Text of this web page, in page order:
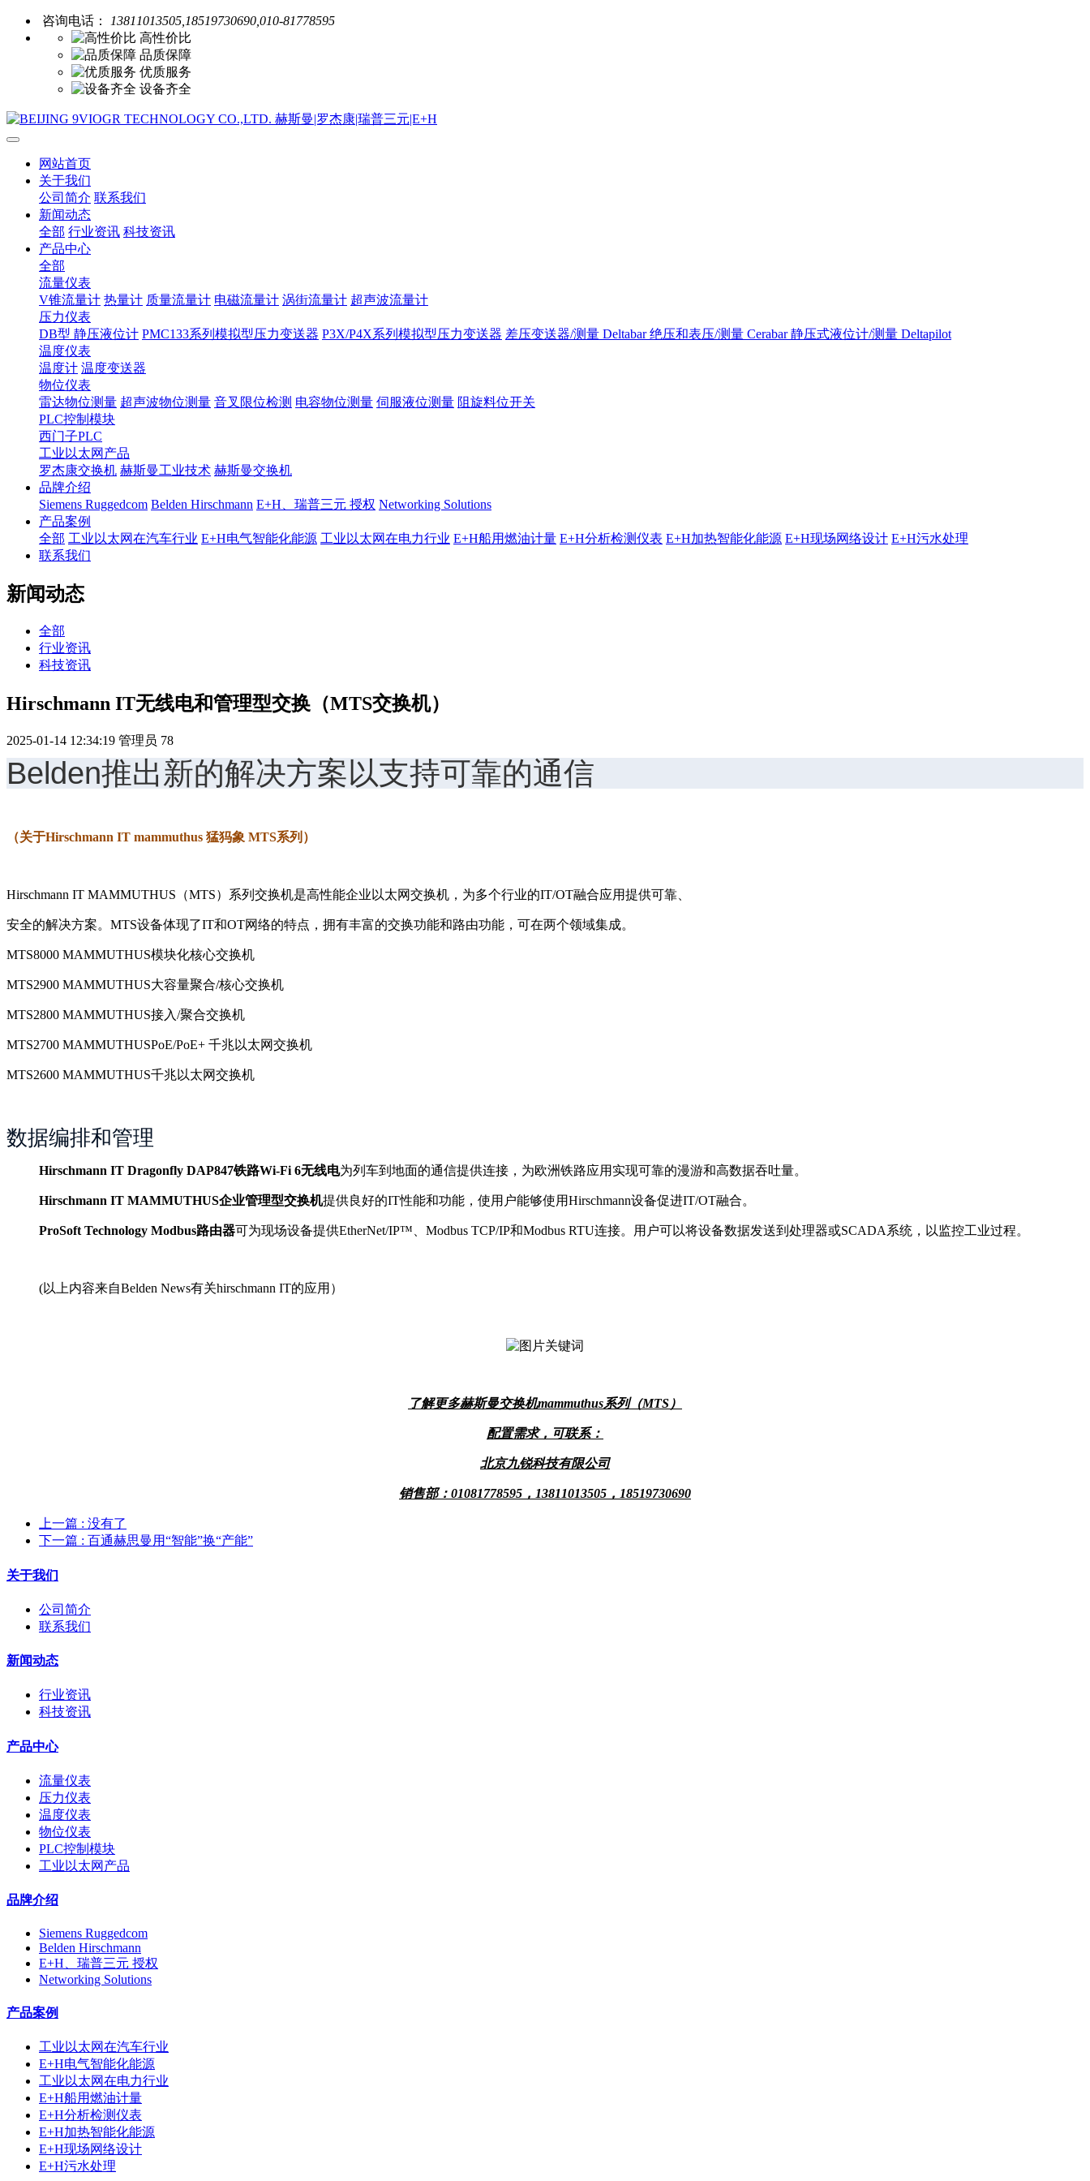
咨询电话：
13811013505,18519730690,010-81778595
高性价比
品质保障
优质服务
设备齐全
网站首页
关于我们
公司简介 联系我们
新闻动态
全部 行业资讯 科技资讯
产品中心
全部
流量仪表
V锥流量计 热量计 质量流量计 电磁流量计 涡街流量计 超声波流量计
压力仪表
DB型 静压液位计 PMC133系列模拟型压力变送器 P3X/P4X系列模拟型压力变送器 差压变送器/测量 Deltabar绝压和表压/测量 Cerabar静压式液位计/测量 Deltapilot
温度仪表
温度计 温度变送器
物位仪表
雷达物位测量 超声波物位测量 音叉限位检测 电容物位测量 伺服液位测量 阻旋料位开关
PLC控制模块
西门子PLC
工业以太网产品
罗杰康交换机 赫斯曼工业技术 赫斯曼交换机
品牌介绍
Siemens Ruggedcom Belden Hirschmann E+H、瑞普三元 授权 Networking Solutions
产品案例
全部 工业以太网在汽车行业 E+H电气智能化能源 工业以太网在电力行业 E+H船用燃油计量 E+H分析检测仪表 E+H加热智能化能源 E+H现场网络设计 E+H污水处理
联系我们
新闻动态
全部
行业资讯
科技资讯
Hirschmann IT无线电和管理型交换（MTS交换机）
2025-01-14 12:34:19 管理员 78
Belden推出新的解决方案以支持可靠的通信
（关于Hirschmann IT mammuthus 猛犸象 MTS系列）
Hirschmann IT MAMMUTHUS（MTS）系列交换机是高性能企业以太网交换机，为多个行业的IT/OT融合应用提供可靠、
安全的解决方案。MTS设备体现了IT和OT网络的特点，拥有丰富的交换功能和路由功能，可在两个领域集成。
MTS8000 MAMMUTHUS模块化核心交换机
MTS2900 MAMMUTHUS大容量聚合/核心交换机
MTS2800 MAMMUTHUS接入/聚合交换机
MTS2700 MAMMUTHUSPoE/PoE+ 千兆以太网交换机
MTS2600 MAMMUTHUS千兆以太网交换机
数据编排和管理
Hirschmann IT Dragonfly DAP847铁路Wi-Fi 6无线电为列车到地面的通信提供连接，为欧洲铁路应用实现可靠的漫游和高数据吞吐量。
Hirschmann IT MAMMUTHUS企业管理型交换机提供良好的IT性能和功能，使用户能够使用Hirschmann设备促进IT/OT融合。
ProSoft Technology Modbus路由器可为现场设备提供EtherNet/IP™、Modbus TCP/IP和Modbus RTU连接。用户可以将设备数据发送到处理器或SCADA系统，以监控工业过程。
(以上内容来自Belden News有关hirschmann IT的应用）
了解更多赫斯曼交换机mammuthus系列（MTS）
配置需求，可联系：
北京九锐科技有限公司
销售部：01081778595， 13811013505，18519730690
上一篇 : 没有了
下一篇 : 百通赫思曼用“智能”换“产能”
关于我们
公司简介
联系我们
新闻动态
行业资讯
科技资讯
产品中心
流量仪表
压力仪表
温度仪表
物位仪表
PLC控制模块
工业以太网产品
品牌介绍
Siemens Ruggedcom
Belden Hirschmann
E+H、瑞普三元 授权
Networking Solutions
产品案例
工业以太网在汽车行业
E+H电气智能化能源
工业以太网在电力行业
E+H船用燃油计量
E+H分析检测仪表
E+H加热智能化能源
E+H现场网络设计
E+H污水处理